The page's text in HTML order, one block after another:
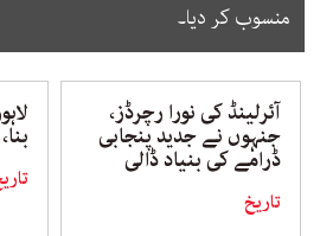
منسوب کر دیا۔
آئرلینڈ کی نورا رچرڈز،
جنہوں نے جدید پنجابی
ڈرامے کی بنیاد ڈالی
تاریخ